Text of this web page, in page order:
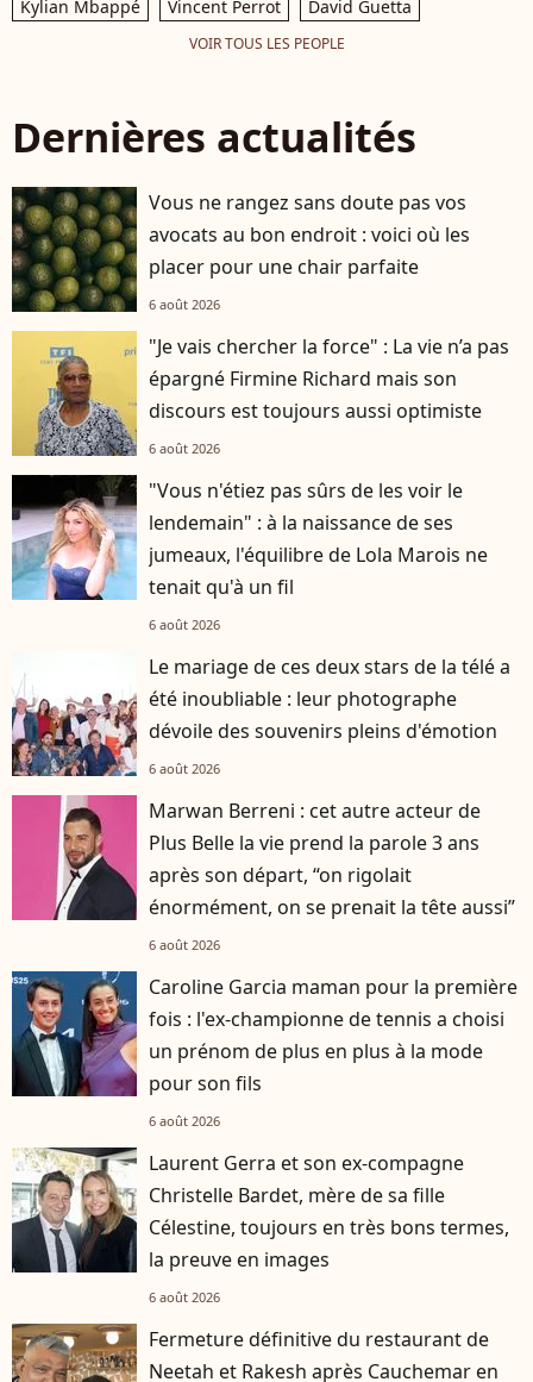
Kylian Mbappé
Vincent Perrot David Guetta
VOIR TOUS LES PEOPLE
Dernières actualités
Vous ne rangez sans doute pas vos
avocats au bon endroit : voici où les
placer pour une chair parfaite
6 août 2026
"Je vais chercher la force" : La vie n’a pas
épargné Firmine Richard mais son
discours est toujours aussi optimiste
6 août 2026
"Vous n'étiez pas sûrs de les voir le
lendemain" : à la naissance de ses
jumeaux, l'équilibre de Lola Marois ne
tenait qu'à un fil
6 août 2026
Le mariage de ces deux stars de la télé a
été inoubliable : leur photographe
dévoile des souvenirs pleins d'émotion
6 août 2026
Marwan Berreni : cet autre acteur de
Plus Belle la vie prend la parole 3 ans
après son départ, “on rigolait
énormément, on se prenait la tête aussi”
6 août 2026
Caroline Garcia maman pour la première
fois : l'ex-championne de tennis a choisi
un prénom de plus en plus à la mode
pour son fils
6 août 2026
Laurent Gerra et son ex-compagne
Christelle Bardet, mère de sa fille
Célestine, toujours en très bons termes,
la preuve en images
6 août 2026
Fermeture définitive du restaurant de
Neetah et Rakesh après Cauchemar en